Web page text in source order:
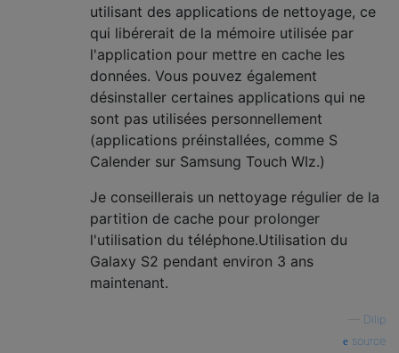
utilisant des applications de nettoyage, ce
qui libérerait de la mémoire utilisée par
l'application pour mettre en cache les
données. Vous pouvez également
désinstaller certaines applications qui ne
sont pas utilisées personnellement
(applications préinstallées, comme S
Calender sur Samsung Touch WIz.)
Je conseillerais un nettoyage régulier de la
partition de cache pour prolonger
l'utilisation du téléphone.Utilisation du
Galaxy S2 pendant environ 3 ans
maintenant.
Dilip
source